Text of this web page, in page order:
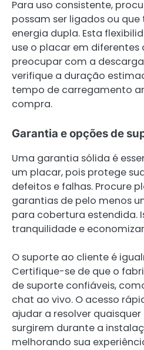
Para uso consistente,
possam ser ligados ou
energia dupla. Esta
use o placar em diferentes
preocupar com a
verifique a duração
tempo de carregamento
compra.
Garantia e opções de
Uma garantia sólida é
um placar, pois protege
defeitos e falhas. Procure
garantias de pelo menos
para cobertura estendida.
tranquilidade e
O suporte ao cliente é
Certifique-se de que o
de suporte confiáveis,
chat ao vivo. O acesso
ajudar a resolver
surgirem durante a
melhorando sua